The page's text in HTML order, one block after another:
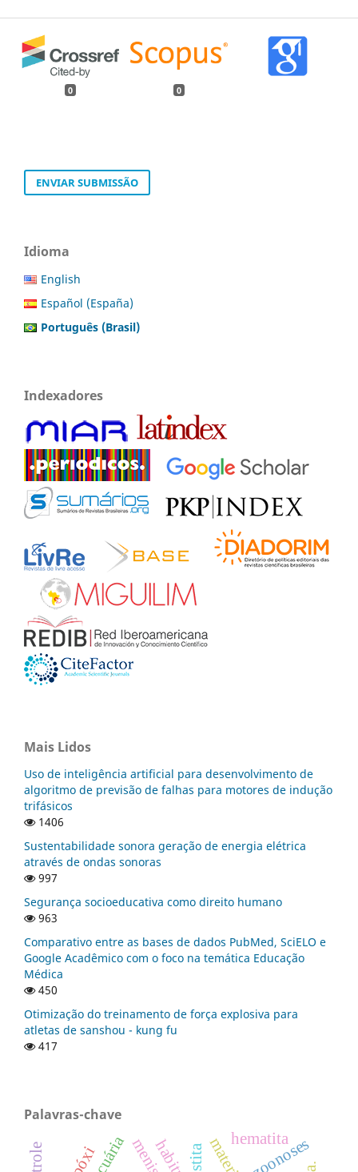
0 0
ENVIAR SUBMISSÃO
Idioma
English
Español (España)
Português (Brasil)
Indexadores
Mais Lidos
Uso de inteligência artificial para desenvolvimento de
algoritmo de previsão de falhas para motores de indução
trifásicos
1406
Sustentabilidade sonora geração de energia elétrica
através de ondas sonoras
997
Segurança socioeducativa como direito humano
963
Comparativo entre as bases de dados PubMed, SciELO e
Google Acadêmico com o foco na temática Educação
Médica
450
Otimização do treinamento de força explosiva para
atletas de sanshou - kung fu
417
Palavras-chave
zoonoses
hematita